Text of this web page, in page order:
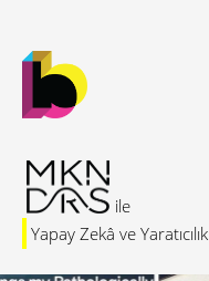
Yapay Zekâ ve Yaratıcılık